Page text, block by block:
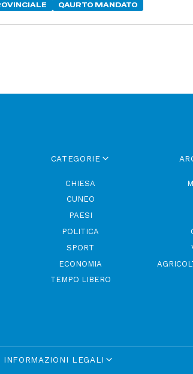
QAURTO MANDATO
CATEGORIE
CHIESA
CUNEO
PAESI
POLITICA
SPORT
ECONOMIA
TEMPO LIBERO
INFORMAZIONI LEGALI